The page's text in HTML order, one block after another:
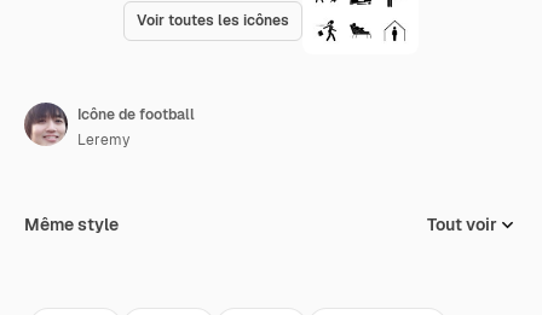
Voir toutes les icônes
Icône de football
Leremy
Même style Tout voir